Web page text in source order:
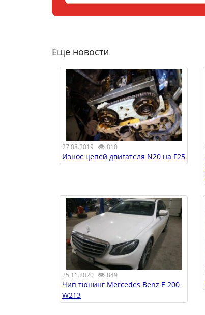
Еще новости
27.08.2019 👁 810
Износ цепей двигателя N20 на F25
25.11.2020 👁 849
Чип тюнинг Mercedes Benz E 200
W213